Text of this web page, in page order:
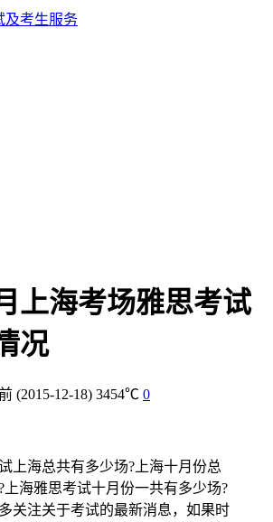
上海考场雅思考试
况
(2015-12-18) 3454℃ 0
上海总共有多少场?上海十月份总
上海雅思考试十月份一共有多少场?
关注关于考试的最新消息，如果时